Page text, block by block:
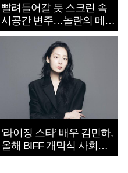
빨려들어갈 듯 스크린 속
시공간 변주…놀란의 메시
지는 ‘전쟁 속죄’
‘라이징 스타’ 배우 김민하,
올해 BIFF 개막식 사회자
확정